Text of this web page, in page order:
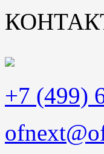
+7 (499)